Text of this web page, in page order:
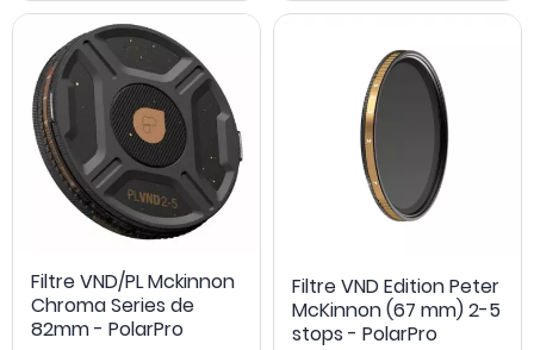
Filtre VND/PL Mckinnon
Chroma Series de
82mm - PolarPro
Filtre VND Edition Peter
McKinnon (67 mm) 2-5
stops - PolarPro